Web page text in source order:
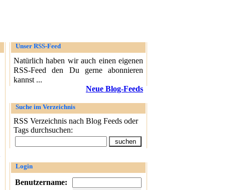
Unser RSS-Feed
Natürlich haben wir auch einen eigenen
RSS-Feed den Du gerne abonnieren
kannst ...
Neue Blog-Feeds
Suche im Verzeichnis
RSS Verzeichnis nach Blog Feeds oder
Tags durchsuchen:
Login
Benutzername: